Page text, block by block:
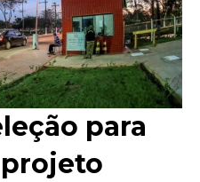
para